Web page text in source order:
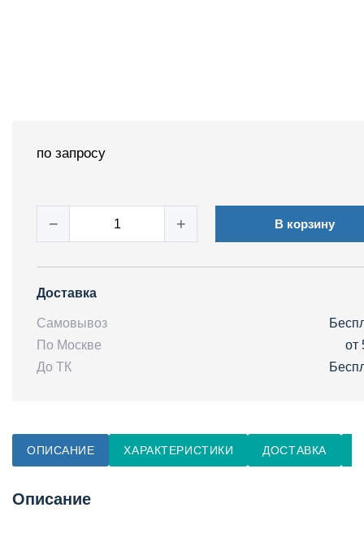
по запросу
− + В корзину
Доставка
Самовывоз
По Москве
от
До ТК
ОПИСАНИЕ ХАРАКТЕРИСТИКИ ДОСТАВКА
Описание